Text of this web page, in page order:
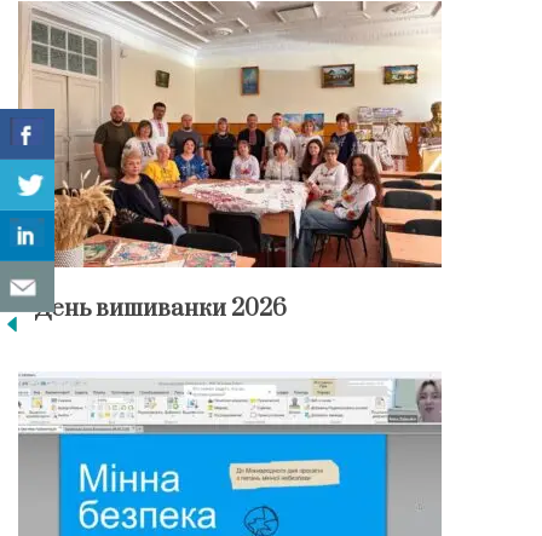
День вишиванки 2026